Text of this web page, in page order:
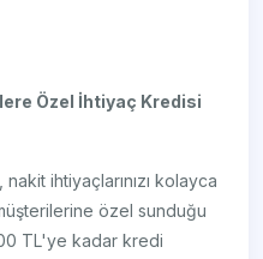
Özel İhtiyaç Kredisi
nakit ihtiyaçlarınızı kolayca
özel sunduğu
TL'ye kadar kredi